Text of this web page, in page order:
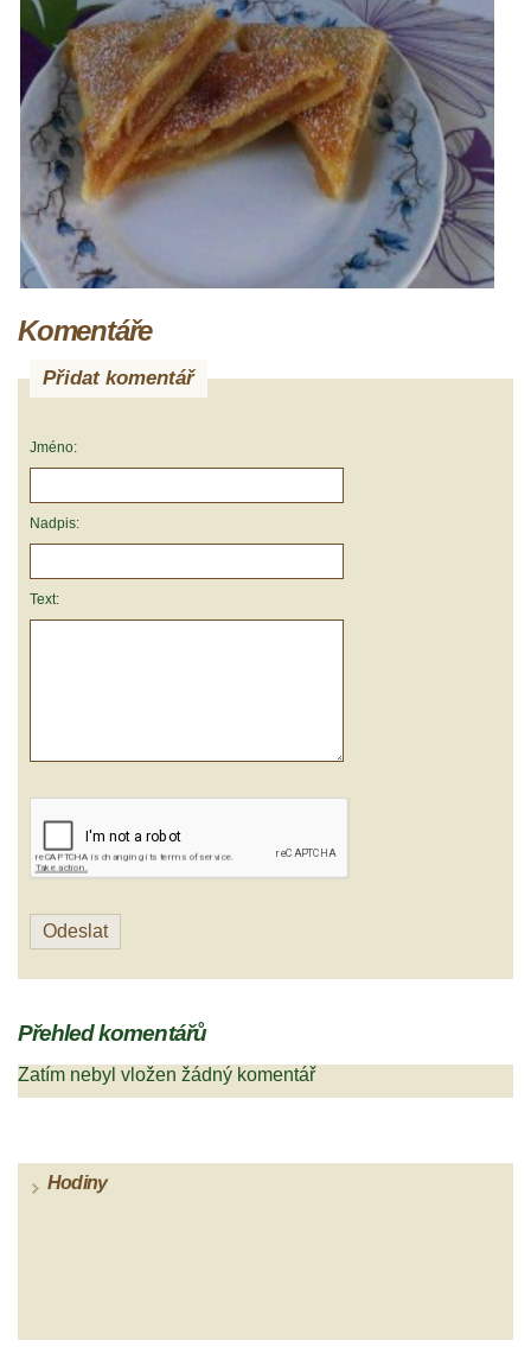
Komentáře
Přidat komentář
Jméno:
Nadpis:
Text:
Přehled komentářů
Zatím nebyl vložen žádný komentář
Hodiny